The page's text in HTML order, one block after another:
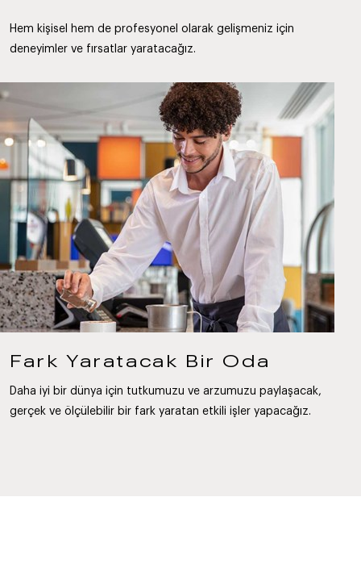
Hem kişisel hem de profesyonel olarak gelişmeniz için
deneyimler ve fırsatlar yaratacağız.
Fark Yaratacak Bir Oda
Daha iyi bir dünya için tutkumuzu ve arzumuzu paylaşacak,
gerçek ve ölçülebilir bir fark yaratan etkili işler yapacağız.